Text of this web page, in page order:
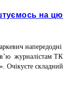
на цю
напередодні
журналістам ТК
Очікуєте складний